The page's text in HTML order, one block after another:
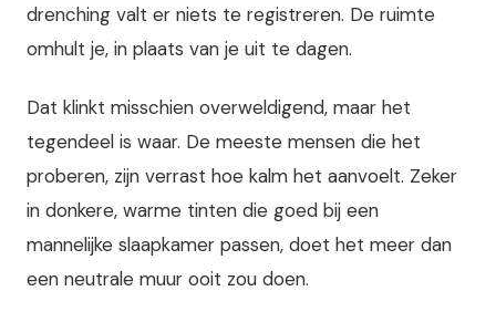
drenching valt er niets te registreren. De ruimte
omhult je, in plaats van je uit te dagen.
Dat klinkt misschien overweldigend, maar het
tegendeel is waar. De meeste mensen die het
proberen, zijn verrast hoe kalm het aanvoelt. Zeker
in donkere, warme tinten die goed bij een
mannelijke slaapkamer passen, doet het meer dan
een neutrale muur ooit zou doen.